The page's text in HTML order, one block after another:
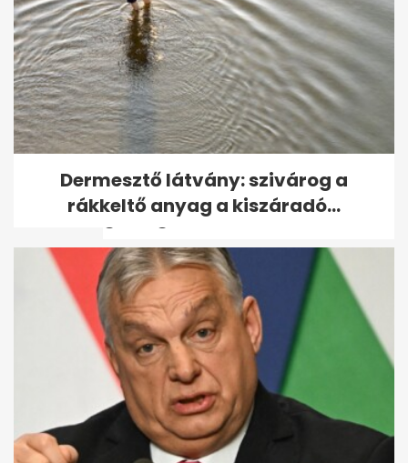
Kínai kutatók új térképen
mutatják meg a Hold
geológiai...
Dermesztő látvány: szivárog a
rákkeltő anyag a kiszáradó...